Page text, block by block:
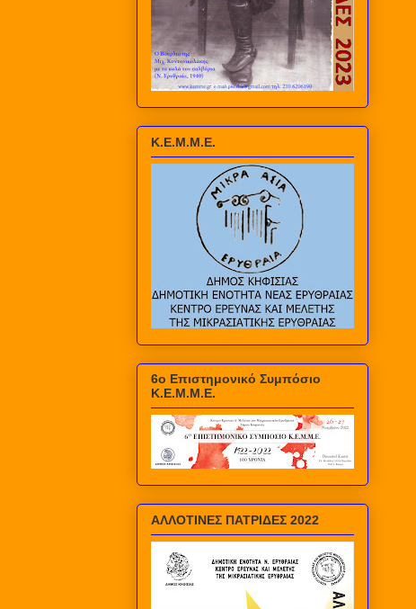
Κ.Ε.Μ.Μ.Ε.
6ο Επιστημονικό Συμπόσιο
Κ.Ε.Μ.Μ.Ε.
ΑΛΛΟΤΙΝΕΣ ΠΑΤΡΙΔΕΣ 2022